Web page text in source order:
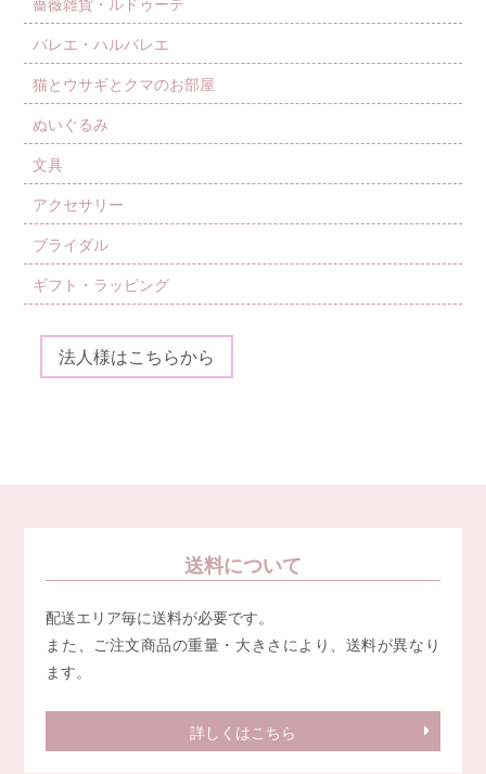
バレエ・ハルバレエ
猫とウサギとクマのお部屋
ぬいぐるみ
文具
アクセサリー
ブライダル
ギフト・ラッピング
法人様はこちらから
送料について
配送エリア毎に送料が必要です。
また、ご注文商品の重量・大きさにより、送料が異なり
ます。
詳しくはこちら